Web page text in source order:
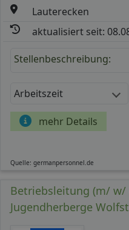
Lauterecken
aktualisiert seit:
Stellenbeschreibung:
Arbeitszeit
mehr Details
Quelle: germanpersonnel.de
Betriebsleitung (m/
Jugendherberge